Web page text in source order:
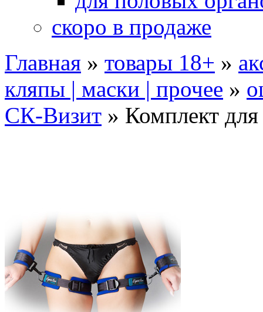
скоро в продаже
Главная » товары 18+ »
кляпы | маски | прочее »
СК-Визит » Комплект